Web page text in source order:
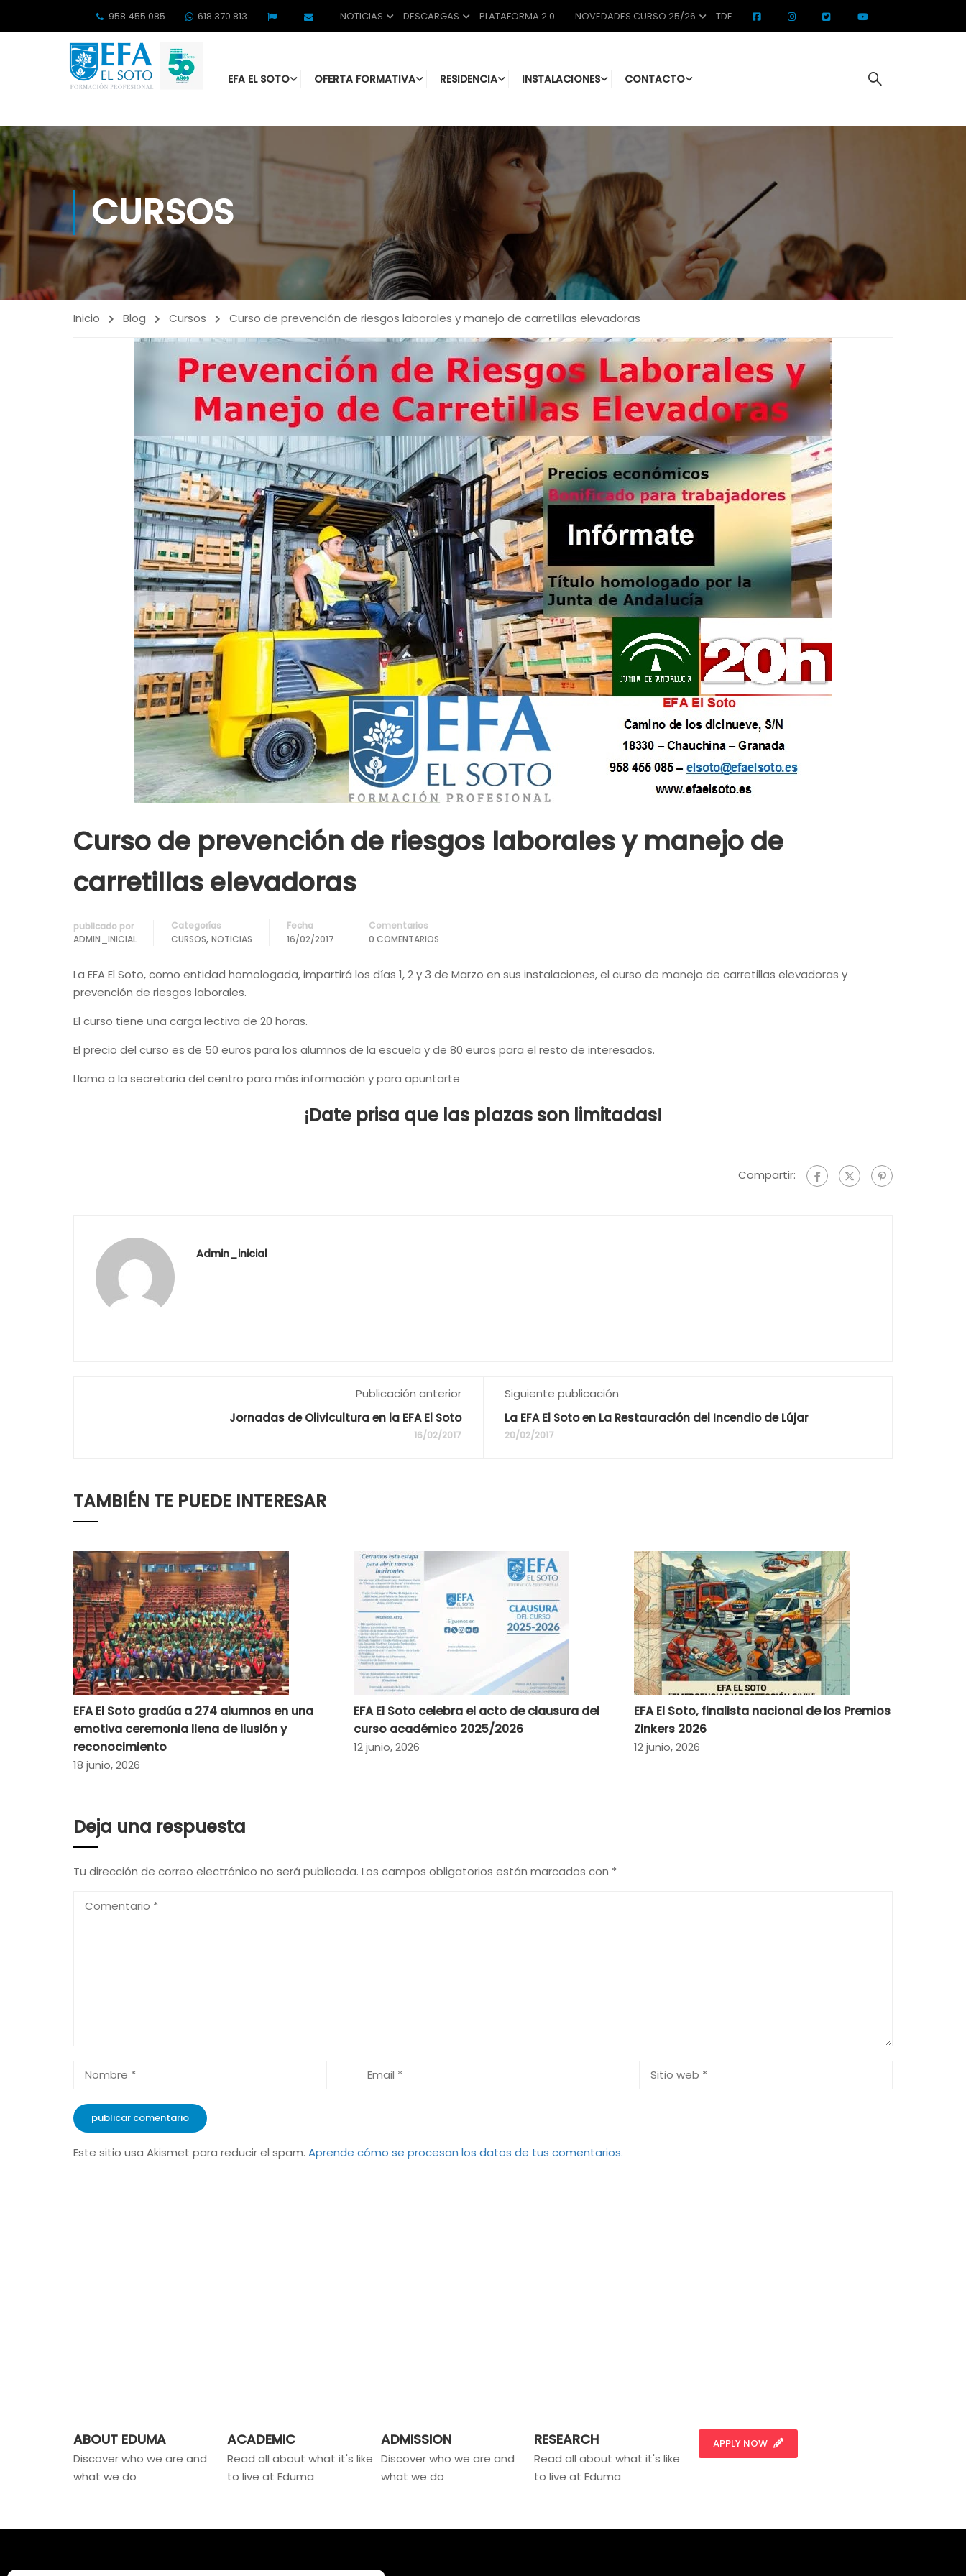
958 455 085 618 370 813 NOTICIAS DESCARGAS PLATAFORMA 2.0 NOVEDADES CURSO 25/26 TDE
EFA EL SOTO OFERTA FORMATIVA RESIDENCIA INSTALACIONES CONTACTO
CURSOS
Inicio Blog Cursos Curso de prevención de riesgos laborales y manejo de carretillas elevadoras
Curso de prevención de riesgos laborales y manejo de
carretillas elevadoras
publicado por
ADMIN_INICIAL
Categorías
CURSOS, NOTICIAS
Fecha
16/02/2017
Comentarios
0 COMENTARIOS
La EFA El Soto, como entidad homologada, impartirá los días 1, 2 y 3 de Marzo en sus instalaciones, el curso de manejo de carretillas elevadoras y
prevención de riesgos laborales.
El curso tiene una carga lectiva de 20 horas.
El precio del curso es de 50 euros para los alumnos de la escuela y de 80 euros para el resto de interesados.
Llama a la secretaria del centro para más información y para apuntarte
¡Date prisa que las plazas son limitadas!
Compartir:
Admin_inicial
Publicación anterior
Jornadas de Olivicultura en la EFA El Soto
16/02/2017
Siguiente publicación
La EFA El Soto en La Restauración del Incendio de Lújar
20/02/2017
TAMBIÉN TE PUEDE INTERESAR
EFA El Soto gradúa a 274 alumnos en una
emotiva ceremonia llena de ilusión y
reconocimiento
18 junio, 2026
EFA El Soto celebra el acto de clausura del
curso académico 2025/2026
12 junio, 2026
EFA El Soto, finalista nacional de los Premios
Zinkers 2026
12 junio, 2026
Deja una respuesta
Tu dirección de correo electrónico no será publicada. Los campos obligatorios están marcados con *
Este sitio usa Akismet para reducir el spam. Aprende cómo se procesan los datos de tus comentarios.
ABOUT EDUMA
Discover who we are and
what we do
ACADEMIC
Read all about what it's like
to live at Eduma
ADMISSION
Discover who we are and
what we do
RESEARCH
Read all about what it's like
to live at Eduma
APPLY NOW